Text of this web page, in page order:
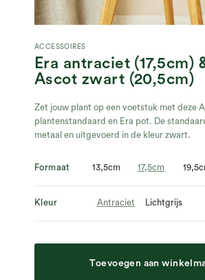
ACCESSOIRES
Era antraciet (17,5cm)
Ascot zwart (20,5cm)
Zet jouw plant op een voetstuk met deze
plantenstandaard en Era pot. De
metaal en uitgevoerd in de kleur zwart.
Formaat 13,5cm 17,5cm
Kleur Antraciet Lichtgrijs
Toevoegen aan